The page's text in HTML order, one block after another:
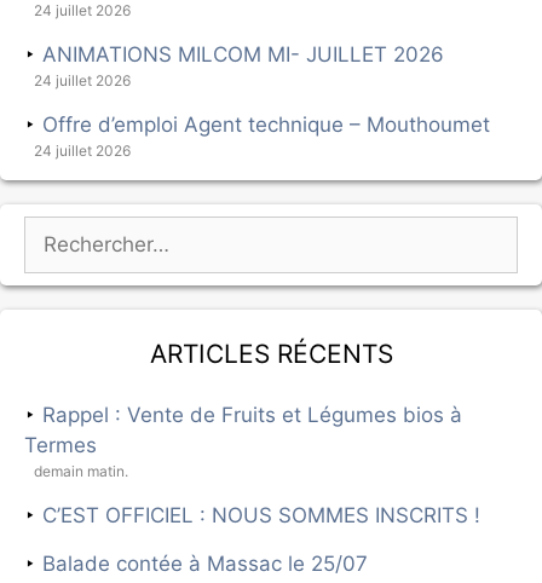
24 juillet 2026
ANIMATIONS MILCOM MI- JUILLET 2026
24 juillet 2026
Offre d’emploi Agent technique – Mouthoumet
24 juillet 2026
Articles récents
Rappel : Vente de Fruits et Légumes bios à
Termes
demain matin.
C’EST OFFICIEL : NOUS SOMMES INSCRITS !
Balade contée à Massac le 25/07